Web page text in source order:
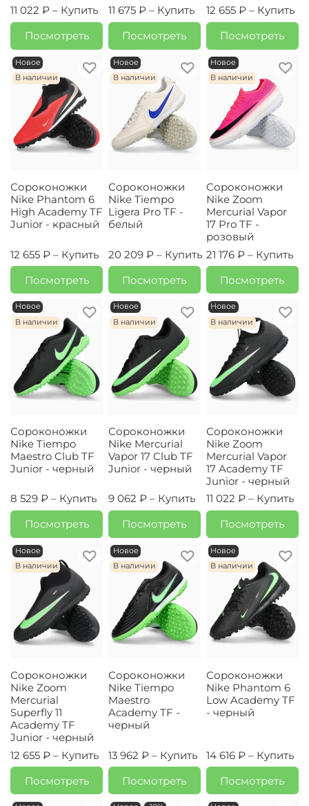
11 022 ₽ – Купить
Посмотреть
11 675 ₽ – Купить
Посмотреть
12 655 ₽ – Купить
Посмотреть
Новое
В наличии
Сороконожки
Nike Phantom 6
High Academy TF
Junior - красный
12 655 ₽ – Купить
Посмотреть
Новое
В наличии
Сороконожки
Nike Tiempo
Ligera Pro TF -
белый
20 209 ₽ – Купить
Посмотреть
Новое
В наличии
Сороконожки
Nike Zoom
Mercurial Vapor
17 Pro TF -
розовый
21 176 ₽ – Купить
Посмотреть
Новое
В наличии
Сороконожки
Nike Tiempo
Maestro Club TF
Junior - черный
8 529 ₽ – Купить
Посмотреть
Новое
В наличии
Сороконожки
Nike Mercurial
Vapor 17 Club TF
Junior - черный
9 062 ₽ – Купить
Посмотреть
Новое
В наличии
Сороконожки
Nike Zoom
Mercurial Vapor
17 Academy TF
Junior - черный
11 022 ₽ – Купить
Посмотреть
Новое
В наличии
Сороконожки
Nike Zoom
Mercurial
Superfly 11
Academy TF
Junior - черный
12 655 ₽ – Купить
Посмотреть
Новое
В наличии
Сороконожки
Nike Tiempo
Maestro
Academy TF -
черный
13 962 ₽ – Купить
Посмотреть
Новое
В наличии
Сороконожки
Nike Phantom 6
Low Academy TF
- черный
14 616 ₽ – Купить
Посмотреть